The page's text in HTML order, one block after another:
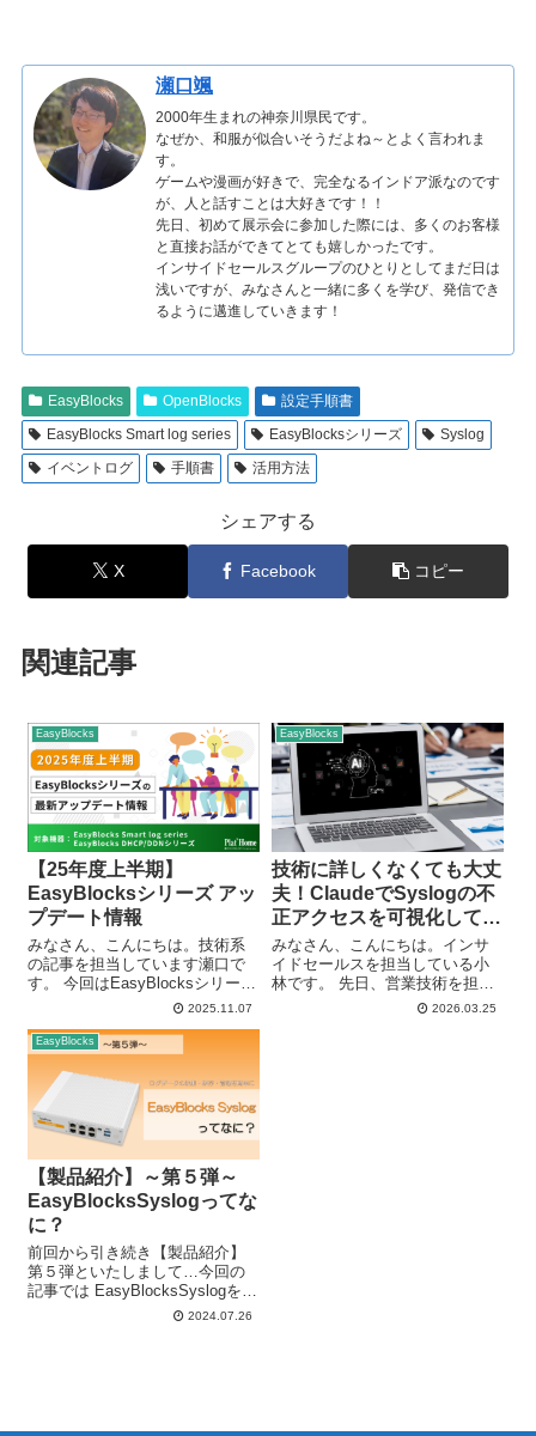
瀬口颯
2000年生まれの神奈川県民です。
なぜか、和服が似合いそうだよね～とよく言われま
す。
ゲームや漫画が好きで、完全なるインドア派なのです
が、人と話すことは大好きです！！
先日、初めて展示会に参加した際には、多くのお客様
と直接お話ができてとても嬉しかったです。
インサイドセールスグループのひとりとしてまだ日は
浅いですが、みなさんと一緒に多くを学び、発信でき
るように邁進していきます！
EasyBlocks OpenBlocks
設定手順書
EasyBlocks Smart log series
EasyBlocksシリーズ
Syslog
イベントログ
手順書 活用方法
シェアする
X Facebook コピー
関連記事
EasyBlocks
【25年度上半期】
EasyBlocksシリーズ アッ
プデート情報
みなさん、こんにちは。技術系
の記事を担当しています瀬口で
す。 今回はEasyBlocksシリーズ
向けに2025年度上半期にリリー
ートについて、ご紹介します。
日頃からEasyBlocksシリーズを
ご利用いただいてい...
2025.11.07
EasyBlocks
技術に詳しくなくても大丈
夫！ClaudeでSyslogの不
正アクセスを可視化してみ
た
みなさん、こんにちは。インサ
イドセールスを担当している小
林です。 先日、営業技術を担当
している五十嵐さんの「〇〇を
2026.03.25
EasyBlocks
【製品紹介】～第５弾～
EasyBlocksSyslogってな
に？
前回から引き続き【製品紹介】
第５弾といたしまして…今回の
記事では EasyBlocksSyslogをあ
まり知らないという方に向け
2024.07.26